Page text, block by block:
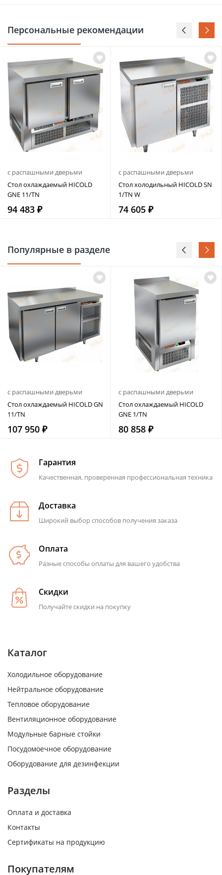
Персональные рекомендации
с распашными дверьми
Стол охлаждаемый HICOLD
GNE 11/TN
94 483 ₽
с распашными дверьми
Стол холодильный HICOLD SN
1/TN W
74 605 ₽
Популярные в разделе
с распашными дверьми
Стол охлаждаемый HICOLD GN
11/TN
107 950 ₽
с распашными дверьми
Стол охлаждаемый HICOLD
GNE 1/TN
80 858 ₽
Гарантия
Качественная, проверенная профессиональная техника
Доставка
Широкий выбор способов получения заказа
Оплата
Разные способы оплаты для вашего удобства
Скидки
Получайте скидки на покупку
Каталог
Холодильное оборудование
Нейтральное оборудование
Тепловое оборудование
Вентиляционное оборудование
Модульные барные стойки
Посудомоечное оборудование
Оборудование для дезинфекции
Разделы
Оплата и доставка
Контакты
Сертификаты на продукцию
Покупателям